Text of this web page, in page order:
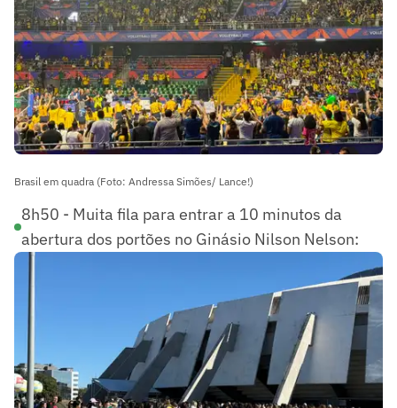
Brasil em quadra (Foto: Andressa Simões/ Lance!)
8h50 - Muita fila para entrar a 10 minutos da
abertura dos portões no Ginásio Nilson Nelson: